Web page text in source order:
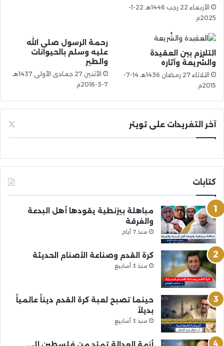
الأربعاء 22 رجب 1446هـ 22-1-
2025م
التلازم بين العقيدة
والشَّريعة وآثاره
الثلاثاء 27 رمضان 1436هـ 14-7-
2015م
رحمة الرسول صلى الله
عليه وسلم بالحيوانات
والطير
الأثنين 27 جمادى الأولى 1437هـ
7-3-2016م
آخر التغريدات على تويتر
كتابات
مباهلة بيزنطية يقودها أهل البدعة
والفرقة
منذ 7 أيام
كرة القدم وصناعة الأصنام الحديثة
منذ 3 أسابيع
حينما تصبح لعبة كرة القدم ديناً عالمياً
بديلاً
منذ 3 أسابيع